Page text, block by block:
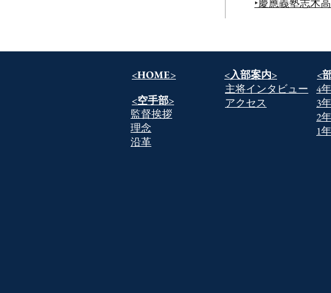
‣慶應義塾志木
<HOME>
​監督挨拶
​理念
​沿革
​<入部案内>
​<
​主将インタビュー
​アクセス
​4
​3
​2
​1
​<空手部>